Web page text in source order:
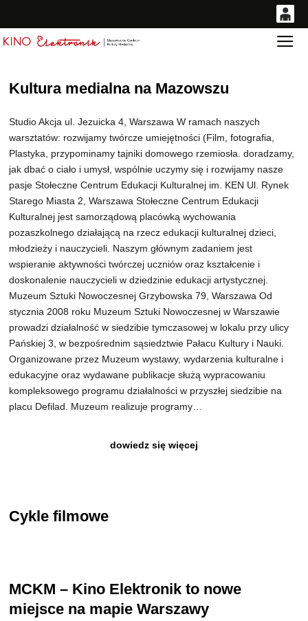
0
14 53
Kultura medialna na Mazowszu
Studio Akcja ul. Jezuicka 4, Warszawa W ramach naszych
warsztatów: rozwijamy twórcze umiejętności (Film, fotografia,
Plastyka, przypominamy tajniki domowego rzemiosła. doradzamy,
jak dbać o ciało i umysł, wspólnie uczymy się i rozwijamy nasze
pasje Stołeczne Centrum Edukacji Kulturalnej im. KEN Ul. Rynek
Starego Miasta 2, Warszawa Stołeczne Centrum Edukacji
Kulturalnej jest samorządową placówką wychowania
pozaszkolnego działającą na rzecz edukacji kulturalnej dzieci,
młodzieży i nauczycieli. Naszym głównym zadaniem jest
wspieranie aktywności twórczej uczniów oraz kształcenie i
doskonalenie nauczycieli w dziedzinie edukacji artystycznej.
Muzeum Sztuki Nowoczesnej Grzybowska 79, Warszawa Od
stycznia 2008 roku Muzeum Sztuki Nowoczesnej w Warszawie
prowadzi działalność w siedzibie tymczasowej w lokalu przy ulicy
Pańskiej 3, w bezpośrednim sąsiedztwie Pałacu Kultury i Nauki.
Organizowane przez Muzeum wystawy, wydarzenia kulturalne i
edukacyjne oraz wydawane publikacje służą wypracowaniu
kompleksowego programu działalności w przyszłej siedzibie na
placu Defilad. Muzeum realizuje programy…
dowiedz się więcej
Cykle filmowe
MCKM – Kino Elektronik to nowe
miejsce na mapie Warszawy